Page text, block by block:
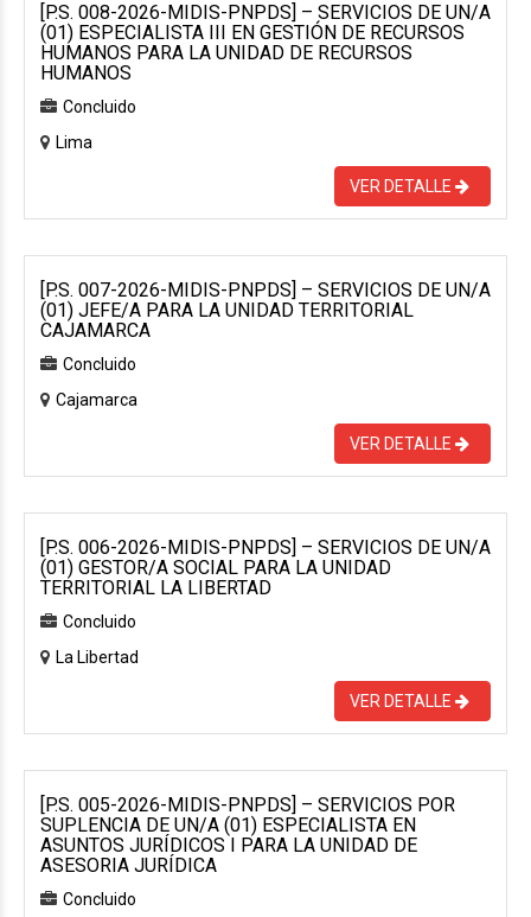
[P.S. 008-2026-MIDIS-PNPDS] – SERVICIOS DE UN/A
(01) ESPECIALISTA III EN GESTIÓN DE RECURSOS
HUMANOS PARA LA UNIDAD DE RECURSOS
HUMANOS
Concluido
Lima
VER DETALLE
[P.S. 007-2026-MIDIS-PNPDS] – SERVICIOS DE UN/A
(01) JEFE/A PARA LA UNIDAD TERRITORIAL
CAJAMARCA
Concluido
Cajamarca
VER DETALLE
[P.S. 006-2026-MIDIS-PNPDS] – SERVICIOS DE UN/A
(01) GESTOR/A SOCIAL PARA LA UNIDAD
TERRITORIAL LA LIBERTAD
Concluido
La Libertad
VER DETALLE
[P.S. 005-2026-MIDIS-PNPDS] – SERVICIOS POR
SUPLENCIA DE UN/A (01) ESPECIALISTA EN
ASUNTOS JURÍDICOS I PARA LA UNIDAD DE
ASESORIA JURÍDICA
Concluido